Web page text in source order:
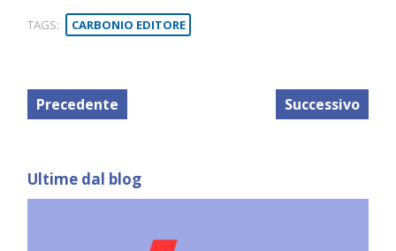
TAGS: CARBONIO EDITORE
Precedente Successivo
Ultime dal blog